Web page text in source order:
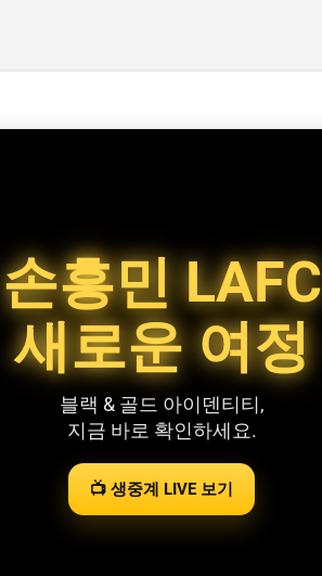
손흥민 LAFC
새로운 여정
블랙 & 골드 아이덴티티,
지금 바로 확인하세요.
📺 생중계 LIVE 보기